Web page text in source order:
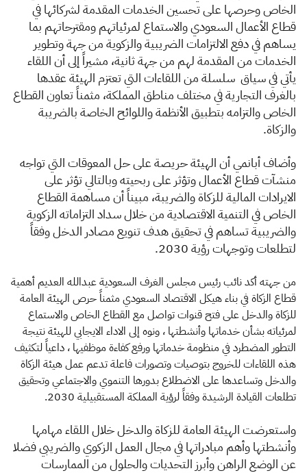
الخاص وحرصها على تحسين الخدمات المقدمة لشركائها في
قطاع الأعمال السعودي والاستماع لمرئياتهم ومقترحاتهم بما
يساهم في دفع الالتزامات الضريبية والزكوية من جهة وتطوير
الخدمات من المقدمة لهم من جهة ثانية، مشيراً إلى أن اللقاء
يأتي في سياق سلسلة من اللقاءات التي تعتزم الهيئة عقدها
بالغرف التجارية في مختلف مناطق المملكة، مثمناً تعاون القطاع
الخاص والتزامه بتطبيق الأنظمة واللوائح الخاصة بالضريبة
والزكاة.
وأضاف أبانمي أن الهيئة حريصة على حل المعوقات التي تواجه
منشآت قطاع الأعمال وتؤثر على ربحيته وبالتالي تؤثر على
الايرادات المالية للزكاة والضريبة، مبيناً أن مساهمة القطاع
الخاص في التنمية الاقتصادية من خلال سداد التزاماته الزكوية
والضريبية تساهم في تحقيق هدف تنويع مصادر الدخل وفقاً
لتطلعات وتوجهات رؤية 2030.
من جهته أكد نائب رئيس مجلس الغرف السعودية عبدالله العديم أهمية
قطاع الزكاة في بناء هيكل الاقتصاد السعودي مثمناً حرص الهيئة العامة
للزكاة والدخل على فتح قنوات تواصل مع القطاع الخاص والاستماع
لمرئياته بشأن خدماتها وأنشطتها ، ونوه إلى الاداء الايجابي للهيئة نتيجة
التطور المضطرد في منظومة خدماتها ورفع كفاءة موظفيها ، داعياً لتكثيف
هذه اللقاءات للخروج بتوصيات وتصورات فاعلة تدعم عمل هيئة الزكاة
والدخل وتساعدها على الاضطلاع بدورها التنموي والاجتماعي وتحقيق
تطلعات القيادة الرشيدة وفقاً لرؤية المملكة المستقبيلية 2030.
واستعرضت الهيئة العامة للزكاة والدخل خلال اللقاء مهامها
وأنشطتها وأهم مبادراتها في مجال العمل الزكوي والضريبي فضلا
عن الوضع الراهن وأبرز التحديات والحلول من الممارسات